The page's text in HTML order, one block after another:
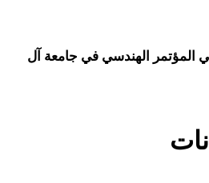
المؤتمر الهندسي في جامعة آل